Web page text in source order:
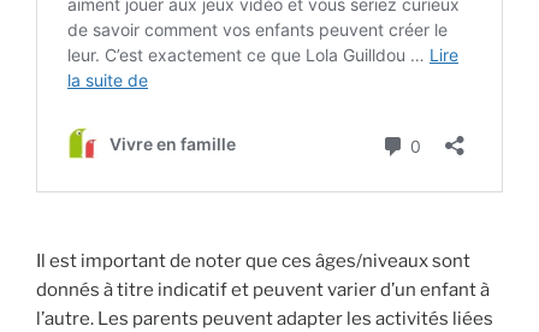
Il est important de noter que ces âges/niveaux sont
donnés à titre indicatif et peuvent varier d’un enfant à
l’autre. Les parents peuvent adapter les activités liées